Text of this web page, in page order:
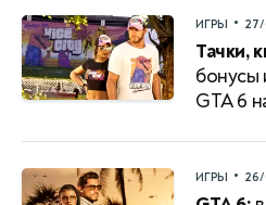
ИГРЫ •
Тачки,
бонусы
GTA 6
ИГРЫ •